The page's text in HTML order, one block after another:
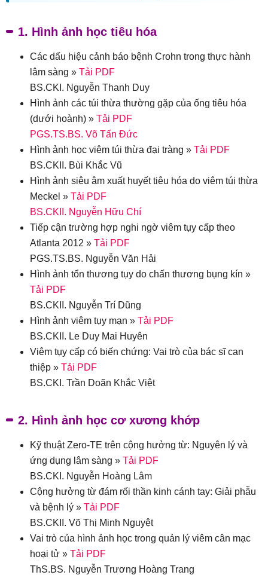
1. Hình ảnh học tiêu hóa
Các dấu hiệu cảnh báo bệnh Crohn trong thực hành
lâm sàng » Tải PDF
BS.CKI. Nguyễn Thanh Duy
Hình ảnh các túi thừa thường gặp của ống tiêu hóa
(dưới hoành) » Tải PDF
PGS.TS.BS. Võ Tấn Đức
Hình ảnh học viêm túi thừa đại tràng » Tải PDF
BS.CKII. Bùi Khắc Vũ
Hình ảnh siêu âm xuất huyết tiêu hóa do viêm túi thừa
Meckel » Tải PDF
BS.CKII. Nguyễn Hữu Chí
Tiếp cận trường hợp nghi ngờ viêm tụy cấp theo
Atlanta 2012 » Tải PDF
PGS.TS.BS. Nguyễn Văn Hải
Hình ảnh tổn thương tụy do chấn thương bụng kín »
Tải PDF
BS.CKII. Nguyễn Trí Dũng
Hình ảnh viêm tụy mạn » Tải PDF
BS.CKII. Le Duy Mai Huyên
Viêm tụy cấp có biến chứng: Vai trò của bác sĩ can
thiệp » Tải PDF
BS.CKI. Trần Doãn Khắc Việt
2. Hình ảnh học cơ xương khớp
Kỹ thuật Zero-TE trên cộng hưởng từ: Nguyên lý và
ứng dụng lâm sàng » Tải PDF
BS.CKI. Nguyễn Hoàng Lâm
Cộng hưởng từ đám rối thần kinh cánh tay: Giải phẫu
và bệnh lý » Tải PDF
BS.CKII. Võ Thị Minh Nguyệt
Vai trò của hình ảnh học trong quản lý viêm cân mạc
hoại tử » Tải PDF
ThS.BS. Nguyễn Trương Hoàng Trang